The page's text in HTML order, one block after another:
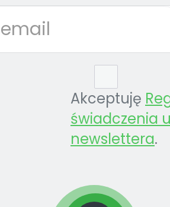
Akceptuję
świadczenia
newslettera.